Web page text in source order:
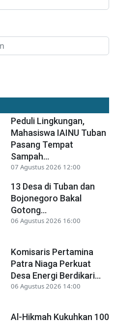
Peduli Lingkungan,
Mahasiswa IAINU Tuban
Pasang Tempat
Sampah...
07 Agustus 2026 12:00
13 Desa di Tuban dan
Bojonegoro Bakal
Gotong...
06 Agustus 2026 16:00
Komisaris Pertamina
Patra Niaga Perkuat
Desa Energi Berdikari...
06 Agustus 2026 14:00
Al-Hikmah Kukuhkan 100